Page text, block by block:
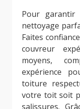
Pour garantir
nettoyage
Faites
couvreur
moyens,
expérience
toiture
votre toit soit
salissures.